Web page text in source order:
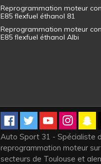
Reprogrammation moteur
E85 flexfuel éthanol 81
Reprogrammation moteur
E85 flexfuel éthanol Albi
Auto Sport 31 - Spécialiste
reprogrammation moteur
secteurs de Toulouse et